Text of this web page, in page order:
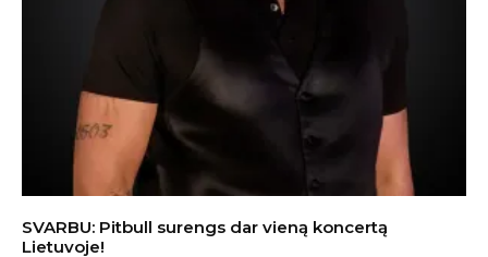
SVARBU: Pitbull surengs dar vieną koncertą
Lietuvoje!